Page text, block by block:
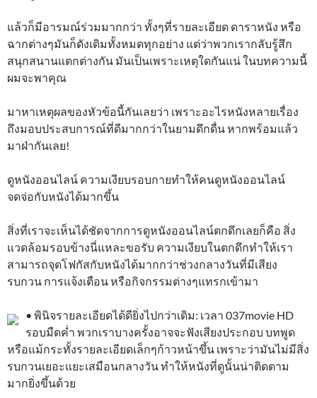
แล้วก็มีอารมณ์ร่วมมากกว่า ทั้งๆที่รายละเอียด ดาราหนัง หรือ
ฉากต่างๆมันก็ดังเดิมทั้งหมดทุกอย่าง แต่ว่าพวกเรากลับรู้สึก
สนุกสนานแตกต่างกัน มันเป็นเพราะเหตุใดกันแน่ ในบทความนี้
ผมจะพาคุณ
มาหาเหตุผลของหัวข้อนี้กันเลยว่า เพราะอะไรหนังหลายเรื่อง
ถึงมอบประสบการณ์ที่ดีมากกว่าในยามดึกดื่น หากพร้อมแล้ว
มาฝ่ากันเลย!
ดูหนังออนไลน์ ความเงียบรอบกายทำให้คนดูหนังออนไลน์
จดจ่อกับหนังได้มากขึ้น
สิ่งที่เราจะเห็นได้ชัดจากการดูหนังออนไลน์ตกดึกเลยก็คือ สิ่ง
แวดล้อมรอบข้างนี่แหละขอรับ ความเงียบในตกดึกทำให้เรา
สามารถจุดโฟกัสกับหนังได้มากกว่าช่วงกลางวันที่มีเสียง
รบกวน การแจ้งเตือน หรือกิจกรรมต่างๆแทรกเข้ามา
• พินิจรายละเอียดได้ดียิ่งไปกว่าเดิม: เวลา 037movie HD
รอบมืดค่ำ พวกเราบางครั้งอาจจะฟังเสียงประกอบ บทพูด
หรือแม้กระทั้งรายละเอียดเล็กๆก้าวหน้าขึ้น เพราะว่ามันไม่มีสิ่ง
รบกวนเยอะแยะเสมือนกลางวัน ทำให้หนังที่ดูนั้นน่าติดตาม
มากยิ่งขึ้นด้วย